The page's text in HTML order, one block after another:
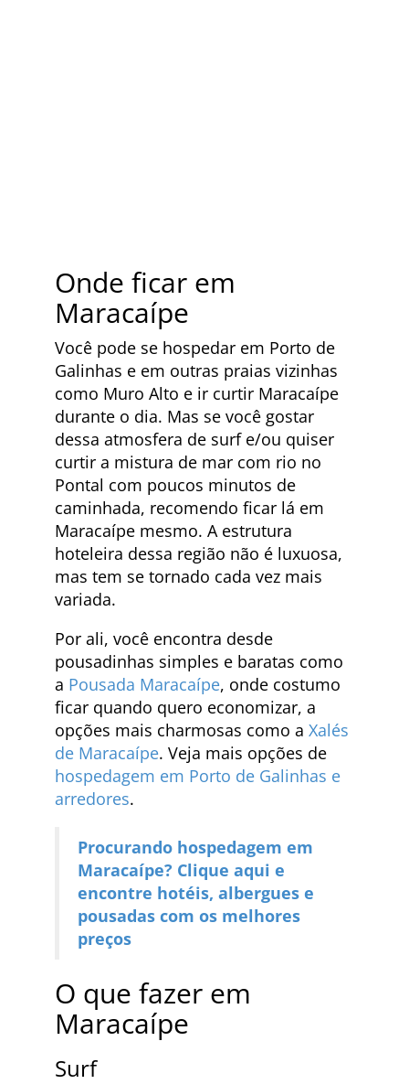
Onde ficar em
Maracaípe
Você pode se hospedar em Porto de
Galinhas e em outras praias vizinhas
como Muro Alto e ir curtir Maracaípe
durante o dia. Mas se você gostar
dessa atmosfera de surf e/ou quiser
curtir a mistura de mar com rio no
Pontal com poucos minutos de
caminhada, recomendo ficar lá em
Maracaípe mesmo. A estrutura
hoteleira dessa região não é luxuosa,
mas tem se tornado cada vez mais
variada.
Por ali, você encontra desde
pousadinhas simples e baratas como
a Pousada Maracaípe, onde costumo
ficar quando quero economizar, a
opções mais charmosas como a Xalés
de Maracaípe. Veja mais opções de
hospedagem em Porto de Galinhas e
arredores.
Procurando hospedagem em
Maracaípe? Clique aqui e
encontre hotéis, albergues e
pousadas com os melhores
preços
O que fazer em
Maracaípe
Surf